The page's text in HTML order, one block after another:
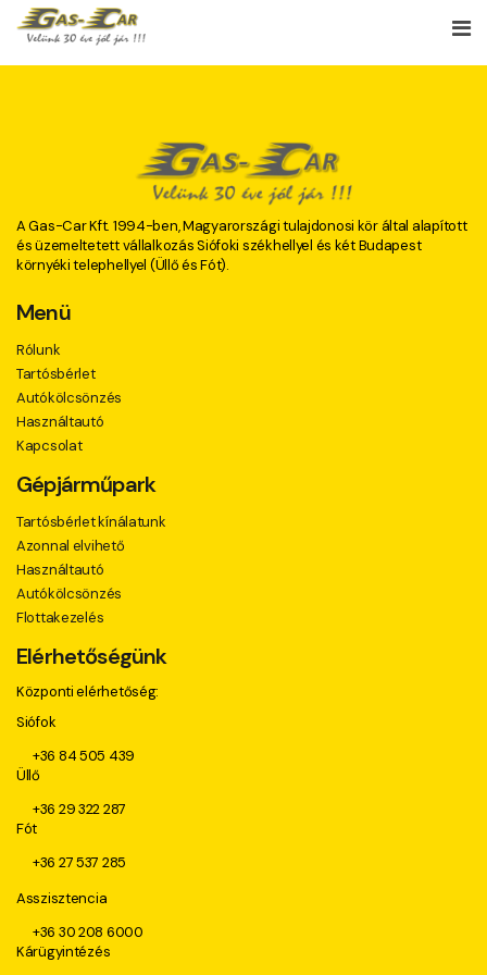
A Gas-Car Kft. 1994-ben, Magyarországi tulajdonosi kör által alapított
és üzemeltetett vállalkozás Siófoki székhellyel és két Budapest
környéki telephellyel (Üllő és Fót).
Menü
Rólunk
Tartósbérlet
Autókölcsönzés
Használtautó
Kapcsolat
Gépjárműpark
Tartósbérlet kínálatunk
Azonnal elvihető
Használtautó
Autókölcsönzés
Flottakezelés
Elérhetőségünk
Központi elérhetőség:
Siófok
+36 84 505 439
Üllő
+36 29 322 287
Fót
+36 27 537 285
Asszisztencia
+36 30 208 6000
Kárügyintézés